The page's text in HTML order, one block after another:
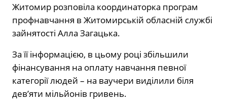
Житомир розповіла координаторка програм
профнавчання в Житомирській обласній службі
зайнятості Алла Загацька.
За її інформацією, в цьому році збільшили
фінансування на оплату навчання певної
категорії людей – на ваучери виділили біля
дев’яти мільйонів гривень.